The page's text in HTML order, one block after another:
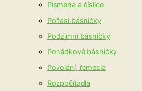
Písmena a číslice
Počasí básničky
Podzimní básničky
Pohádkové básničky
Povolání, řemesla
Rozpočítadla